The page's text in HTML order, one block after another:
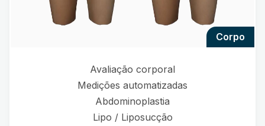
corpo
Avaliação corporal
Medições automatizadas
Abdominoplastia
Lipo / Liposucção